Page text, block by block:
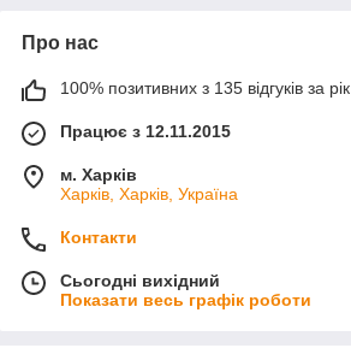
Про нас
100% позитивних з 135 відгуків за рік
Працює з 12.11.2015
м. Харків
Харків, Харків, Україна
Контакти
Сьогодні вихідний
Показати весь графік роботи